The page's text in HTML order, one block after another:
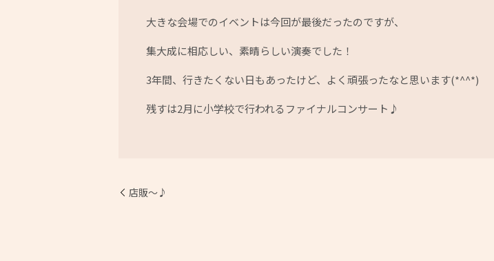
大きな会場でのイベントは今回が最後だったのですが、
集大成に相応しい、素晴らしい演奏でした！
3年間、行きたくない日もあったけど、よく頑張ったなと思います(*^^*)
残すは2月に小学校で行われるファイナルコンサート♪
店販〜♪